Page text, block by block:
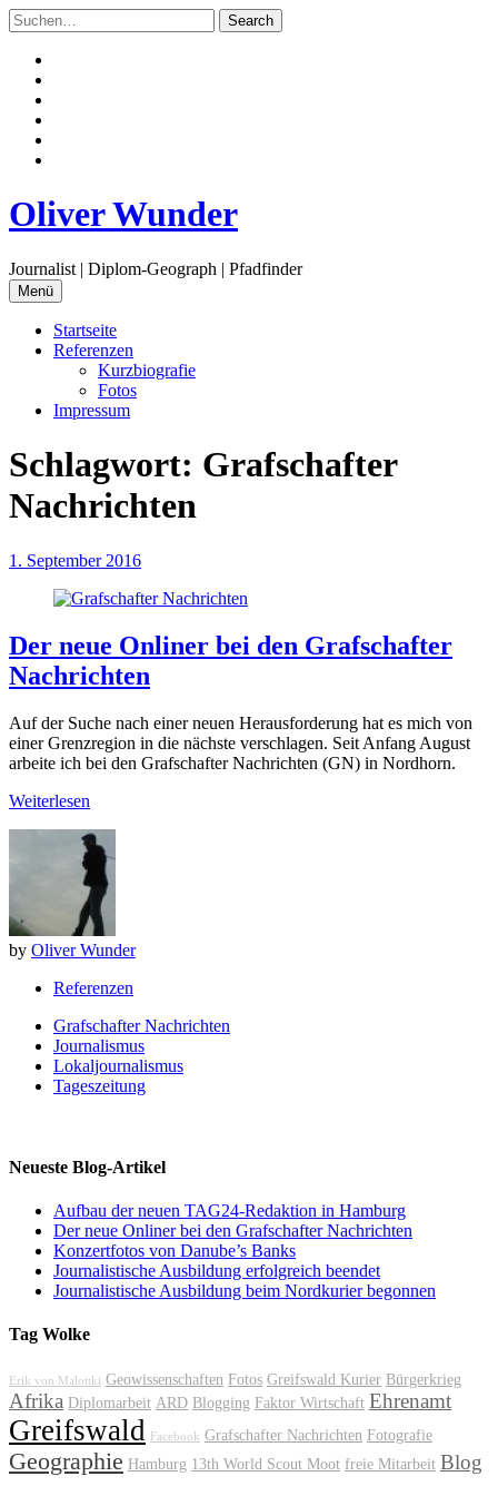
Zum
Inhalt
springen
Oliver Wunder
Journalist | Diplom-Geograph | Pfadfinder
Menü
Startseite
Referenzen
Kurzbiografie
Fotos
Impressum
Schlagwort: Grafschafter
Nachrichten
1. September 2016
Der neue Onliner bei den Grafschafter
Nachrichten
Auf der Suche nach einer neuen Herausforderung hat es mich von
einer Grenzregion in die nächste verschlagen. Seit Anfang August
arbeite ich bei den Grafschafter Nachrichten (GN) in Nordhorn.
Weiterlesen
by Oliver Wunder
Referenzen
Grafschafter Nachrichten
Journalismus
Lokaljournalismus
Tageszeitung
Neueste Blog-Artikel
Aufbau der neuen TAG24-Redaktion in Hamburg
Der neue Onliner bei den Grafschafter Nachrichten
Konzertfotos von Danube’s Banks
Journalistische Ausbildung erfolgreich beendet
Journalistische Ausbildung beim Nordkurier begonnen
Tag Wolke
Erik von Malottki Geowissenschaften Fotos Greifswald Kurier Bürgerkrieg
Afrika Diplomarbeit ARD Blogging Faktor Wirtschaft Ehrenamt
Greifswald Facebook Grafschafter Nachrichten Fotografie
Geographie Hamburg 13th World Scout Moot freie Mitarbeit Blog